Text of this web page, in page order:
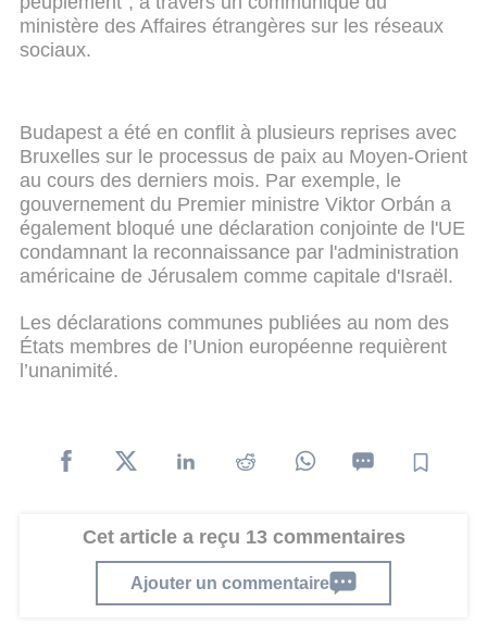
ministère des Affaires étrangères sur les réseaux
sociaux.
Budapest a été en conflit à plusieurs reprises avec
Bruxelles sur le processus de paix au Moyen-Orient
au cours des derniers mois. Par exemple, le
gouvernement du Premier ministre Viktor Orbán a
également bloqué une déclaration conjointe de l'UE
condamnant la reconnaissance par l'administration
américaine de Jérusalem comme capitale d'Israël.
Les déclarations communes publiées au nom des
États membres de l’Union européenne requièrent
l’unanimité.
Cet article a reçu 13 commentaires
Ajouter un commentaire